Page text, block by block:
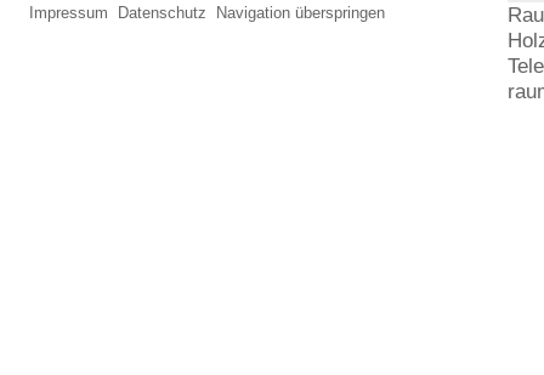
Navigation überspringen
Impressum Datenschutz